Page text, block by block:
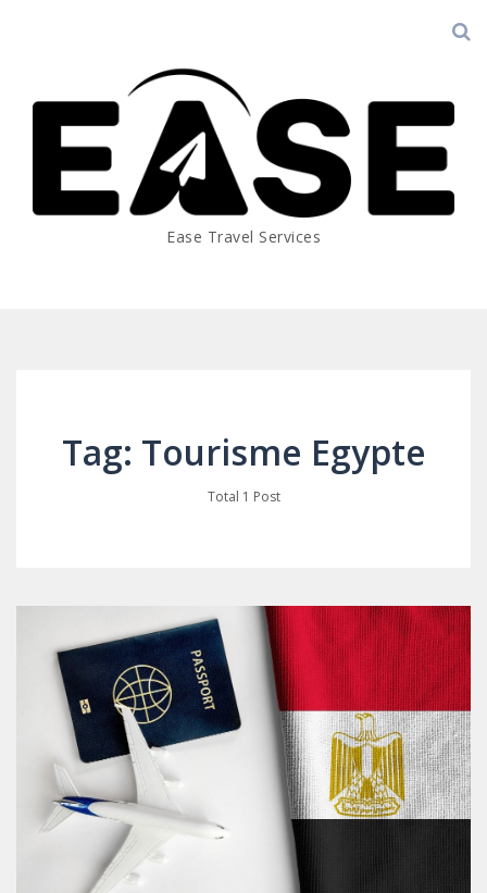
Ease Travel Services
Tag: Tourisme Egypte
Total 1 Post